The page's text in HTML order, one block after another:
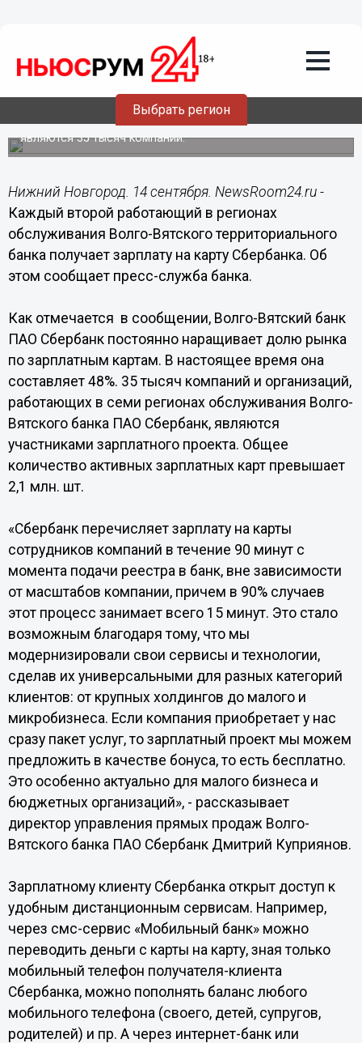
Выбрать регион
регионах обслуживания Волго-
Вятского территориального банка
получает зарплату на карту Сбербанка
Участниками зарплатного проекта в семи регионах
обслуживания Волго-Вятского банка ПАО Сбербанк
являются 35 тысяч компаний.
Нижний Новгород. 14 сентября. NewsRoom24.ru -
Каждый второй работающий в регионах
обслуживания Волго-Вятского территориального
банка получает зарплату на карту Сбербанка. Об
этом сообщает пресс-служба банка.
Как отмечается в сообщении, Волго-Вятский банк
ПАО Сбербанк постоянно наращивает долю рынка
по зарплатным картам. В настоящее время она
составляет 48%. 35 тысяч компаний и организаций,
работающих в семи регионах обслуживания Волго-
Вятского банка ПАО Сбербанк, являются
участниками зарплатного проекта. Общее
количество активных зарплатных карт превышает
2,1 млн. шт.
«Сбербанк перечисляет зарплату на карты
сотрудников компаний в течение 90 минут с
момента подачи реестра в банк, вне зависимости
от масштабов компании, причем в 90% случаев
этот процесс занимает всего 15 минут. Это стало
возможным благодаря тому, что мы
модернизировали свои сервисы и технологии,
сделав их универсальными для разных категорий
клиентов: от крупных холдингов до малого и
микробизнеса. Если компания приобретает у нас
сразу пакет услуг, то зарплатный проект мы можем
предложить в качестве бонуса, то есть бесплатно.
Это особенно актуально для малого бизнеса и
бюджетных организаций», - рассказывает
директор управления прямых продаж Волго-
Вятского банка ПАО Сбербанк Дмитрий Куприянов.
Зарплатному клиенту Сбербанка открыт доступ к
удобным дистанционным сервисам. Например,
через смс-сервис «Мобильный банк» можно
переводить деньги с карты на карту, зная только
мобильный телефон получателя-клиента
Сбербанка, можно пополнять баланс любого
мобильного телефона (своего, детей, супругов,
родителей) и пр. А через интернет-банк или